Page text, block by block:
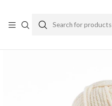
Home Yarns